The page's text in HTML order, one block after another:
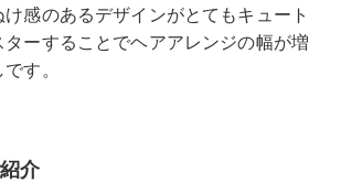
感のあるデザインがとてもキュート
ーすることでヘアアレンジの幅が増
す。
介